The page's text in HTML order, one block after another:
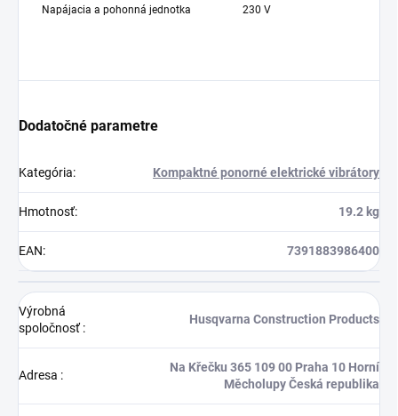
Napájacia a pohonná jednotka 230 V
Dodatočné parametre
Kategória: Kompaktné ponorné elektrické vibrátory
Hmotnosť: 19.2 kg
EAN: 7391883986400
Výrobná
spoločnosť:
Husqvarna Construction Products
Adresa :
Na Křečku 365 109 00 Praha 10 Horní
Měcholupy Česká republika